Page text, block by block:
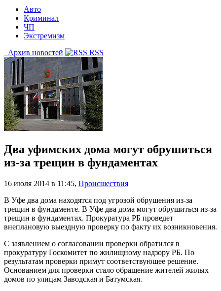
Авто
Криминал
ЧП
Экстремизм
Архив новостей
RSS
Два уфимских дома могут обрушиться
из-за трещин в фундаментах
16 июля 2014 в 11:45, Происшествия
В Уфе два дома находятся под угрозой обрушения из-за
трещин в фундаменте. В Уфе два дома могут обрушиться из-за
трещин в фундаментах. Прокуратура РБ проведет
внеплановую выездную проверку по факту их возникновения.
С заявлением о согласовании проверки обратился в
прокуратуру Госкомитет по жилищному надзору РБ. По
результатам проверки примут соответствующее решение.
Основанием для проверки стало обращение жителей жилых
домов по улицам Заводская и Батумская.